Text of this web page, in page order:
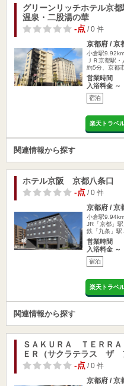
グリーンリッチホテル京
温泉・二股湯の華
-点/ 0 件
京都府 / 京
小倉駅9.92km
ＪＲ京都駅
約5分、京都
営業時間
入浴料金 ～
宿泊
楽天トラベ
関連情報から探す
ホテル京阪 京都八条口
-点/ 0 件
京都府 / 京
小倉駅9.94km
JR「京都」
鉄「九条」駅
営業時間
入浴料金 ～
宿泊
楽天トラベ
関連情報から探す
ＳＡＫＵＲＡ ＴＥＲＲ
ＥＲ（サクラテラス ザ
-点/ 0 件
京都府 / 京